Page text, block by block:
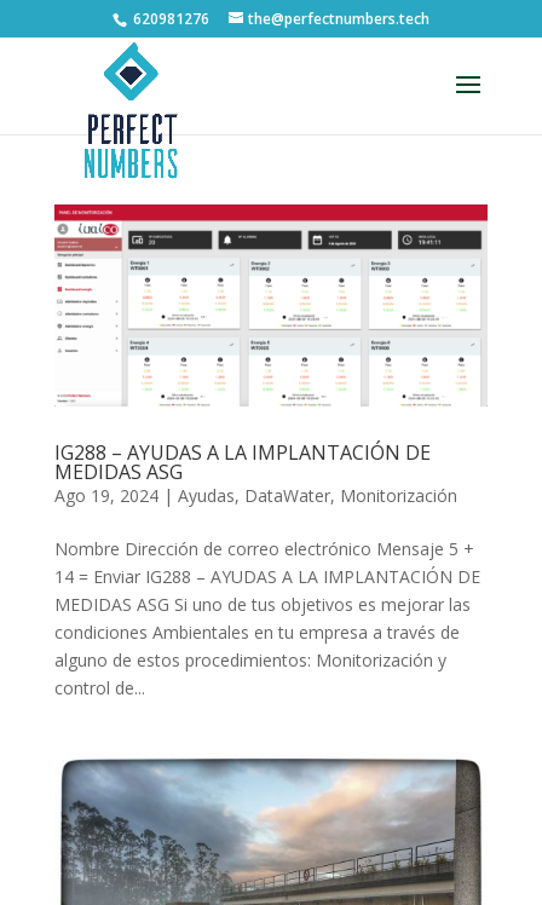
Abrir barra de herramientas
620981276 the@perfectnumbers.tech
IG288 – AYUDAS A LA IMPLANTACIÓN DE
MEDIDAS ASG
Ago 19, 2024| Ayudas, DataWater, Monitorización
Nombre Dirección de correo electrónico Mensaje 5 +
14 = Enviar IG288 – AYUDAS A LA IMPLANTACIÓN DE
MEDIDAS ASG Si uno de tus objetivos es mejorar las
condiciones Ambientales en tu empresa a través de
alguno de estos procedimientos: Monitorización y
control de...